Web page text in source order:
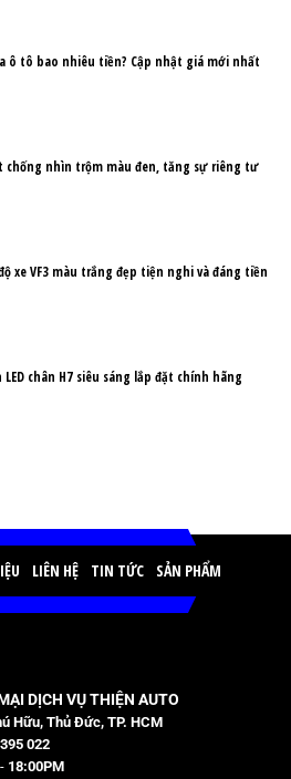
ô tô bao nhiêu tiền? Cập nhật giá mới nhất
chống nhìn trộm màu đen, tăng sự riêng tư
xe VF3 màu trắng đẹp tiện nghi và đáng tiền
chân H7 siêu sáng lắp đặt chính hãng
LIÊN HỆ TIN TỨC SẢN PHẨM
DỊCH VỤ THIỆN AUTO
Hữu, Thủ Đức, TP. HCM
022
- 18:00PM